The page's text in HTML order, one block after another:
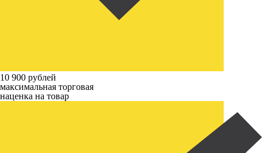
10 900 рублей
максимальная торговая
наценка на товар